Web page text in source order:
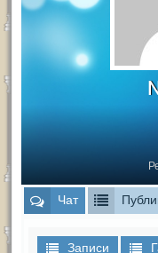
Чат
Записи